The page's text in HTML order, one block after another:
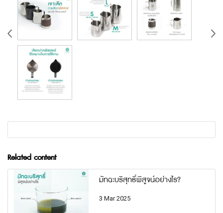
Related content
มัทฉะบริสุทธิ์พิสูจน์อย่างไร?
3 Mar 2025